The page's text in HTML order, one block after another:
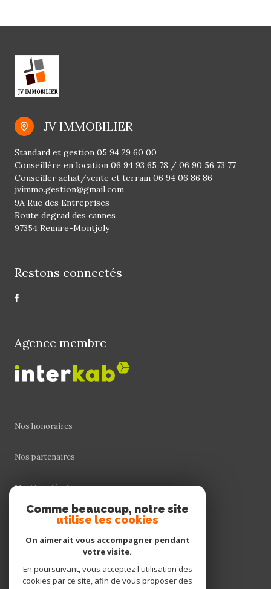
JV IMMOBILIER
jvimmo.gestion@gmail.com
Standard et gestion 05 94 29 60 00
Conseillère en location 06 94 93 65 78 / 06 90 56 73 77
Conseiller achat/vente et terrain 06 94 06 86 86
9A Rue des Entreprises
Route degrad des cannes
97354 Remire-Montjoly
Restons connectés
Agence membre
Nos honoraires
Nos partenaires
Mentions légales
Cookies
Comme beaucoup, notre site
utilise les cookies
On aimerait vous accompagner pendant
votre visite.
En poursuivant, vous acceptez l'utilisation des
cookies par ce site, afin de vous proposer des